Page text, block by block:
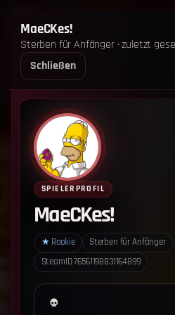
STERBEN FÜR ANFÄNGER
STARTSEITE
ANKÜNDIGUNGEN
LOGIN
‹ Zurück zum Leaderboard
MaeCKes!
Sterben für Anfänger · zuletzt
Schließen
SPIELERPROFIL
MaeCKes!
★ Rookie
Sterben für Anfänger
SteamID76561198831164899
ImpressumDatenschutz
Cookie-
Sterben für Anfänger - Alle Rechte
Datenschutz-Einstellungen